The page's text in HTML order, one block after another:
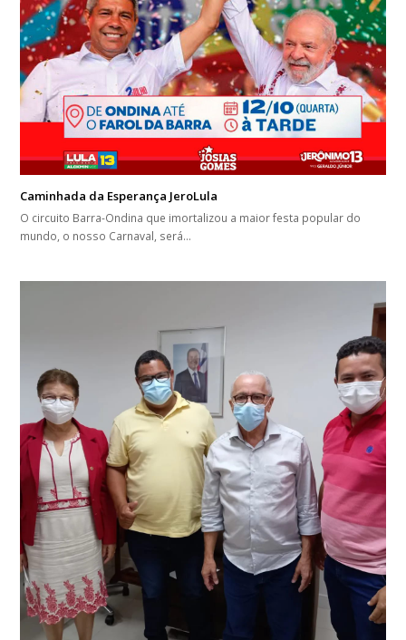
Caminhada da Esperança JeroLula
O circuito Barra-Ondina que imortalizou a maior festa popular do
mundo, o nosso Carnaval, será…